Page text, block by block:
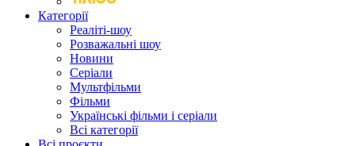
Категорії
Реаліті-шоу
Розважальні шоу
Новини
Серіали
Мультфільми
Фільми
Українські фільми і серіали
Всі категорії